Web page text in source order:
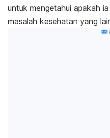
untuk mengetahui apakah
masalah kesehatan yang